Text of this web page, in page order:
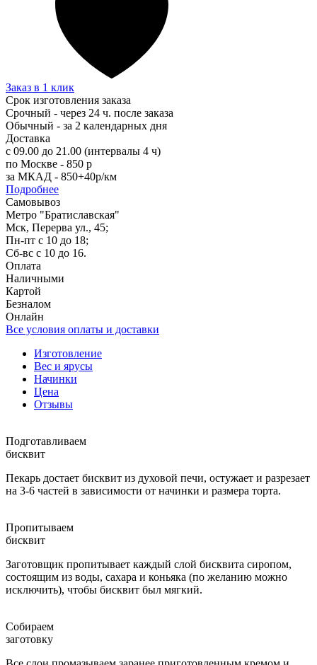
Заказ в 1 клик
Срок изготовления заказа
Срочный - через 24 ч. после заказа
Обычный - за 2 календарных дня
Доставка
с 09.00 до 21.00 (интервалы 4 ч)
по Москве - 850 р
за МКАД - 850+40р/км
Подробнее
Самовывоз
Метро "Братиславская"
Мск, Перерва ул., 45;
Пн-пт с 10 до 18;
Сб-вс с 10 до 16.
Оплата
Наличными
Картой
Безналом
Онлайн
Все условия оплаты и доставки
Изготовление
Вес и ярусы
Начинки
Цена
Отзывы
Подготавливаем
бисквит
Пекарь достает бисквит из духовой печи, остужает и разрезает
на 3-6 частей в зависимости от начинки и размера торта.
Пропитываем
бисквит
Заготовщик пропитывает каждый слой бисквита сиропом,
состоящим из воды, сахара и коньяка (по желанию можно
исключить), чтобы бисквит был мягкий.
Собираем
заготовку